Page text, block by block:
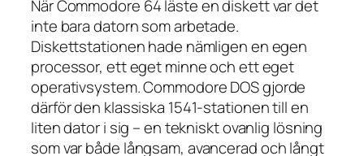
När Commodore 64 läste en diskett var det
inte bara datorn som arbetade.
Diskettstationen hade nämligen en egen
processor, ett eget minne och ett eget
operativsystem. Commodore DOS gjorde
därför den klassiska 1541-stationen till en
liten dator i sig – en tekniskt ovanlig lösning
som var både långsam, avancerad och långt